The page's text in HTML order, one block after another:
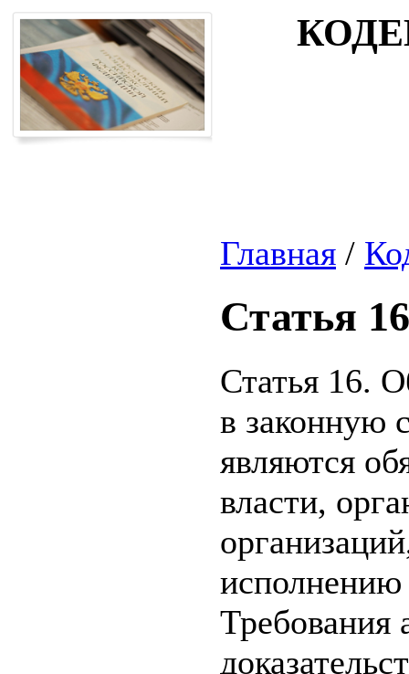
Главная /
Статья 16
Статья 16.
в законную
являются
власти,
исполнению
Требования